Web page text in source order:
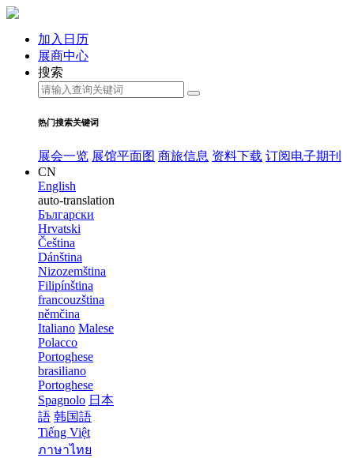
加入日历
展商中心
搜索
热门搜索关键词
展会一览 展馆平面图 商旅信息 资料下载 订阅电子期刊
CN
English
auto-translation
Български
Hrvatski
Čeština
Dánština
Nizozemština
Filipínština
francouzština
němčina
Italiano Malese
Polacco
Portoghese
brasiliano
Portoghese
Spagnolo 日本
語 韩国語
Tiếng Việt
ภาษาไทย